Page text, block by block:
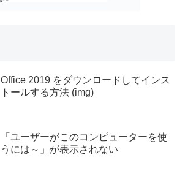
Office 2019 をダウンロードしてインス
トールする方法 (img)
「ユーザーがこのコンピューターを使
うには～」が表示されない